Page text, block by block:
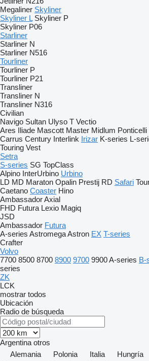
Megaliner Skyliner
Skyliner L Skyliner P
Skyliner P06
Starliner
Starliner N
Starliner N516
Tourliner
Tourliner P
Tourliner P21
Transliner
Transliner N
Transliner N316
Civilian
Navigo Sultan Ulyso T Vectio
Ares Iliade Mascott Master Midlum Ponticelli
Carrus Century Interlink Irizar K-series L-
Touring Vest
Setra
S-series SG TopClass
Alpino InterUrbino Urbino
LD MD Maraton Opalin Prestij RD Safari
Caetano Coaster Hino
AmbassadorAxial
FHD Futura Lexio Magiq
JSD
Ambassador Futura
A-series AstromegaAstron EX T-series
Crafter
Volvo
7700 8500 8700 8900 9700 9900A-series B-
series
ZK
LCK
mostrar todos
Ubicación
Radio de búsqueda
Argentina otros
Alemania
Polonia Italia Hungría